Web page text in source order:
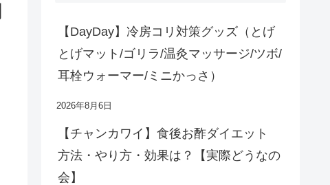
【DayDay】冷房コリ対策グッズ（とげ
とげマット/ゴリラ/温灸マッサージ/ツボ/
耳栓ウォーマー/ミニかっさ）
2026年8月6日
【チャンカワイ】食後お酢ダイエット
方法・やり方・効果は？【実際どうなの
会】